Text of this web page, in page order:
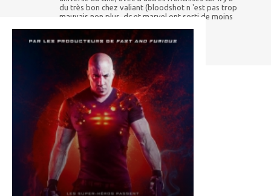
du très bon chez valiant (bloodshot n 'est pas trop
mauvais non plus, dc et marvel ont sorti de moins